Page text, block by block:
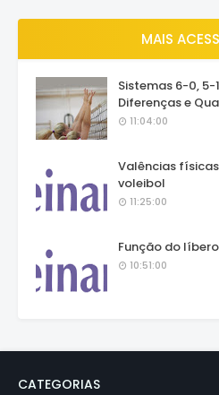
MAIS
Sistemas 6-0, 5-
Diferenças e
11:04:00
Valências
voleibol
11:25:00
Função do
10:51:00
CATEGORIAS